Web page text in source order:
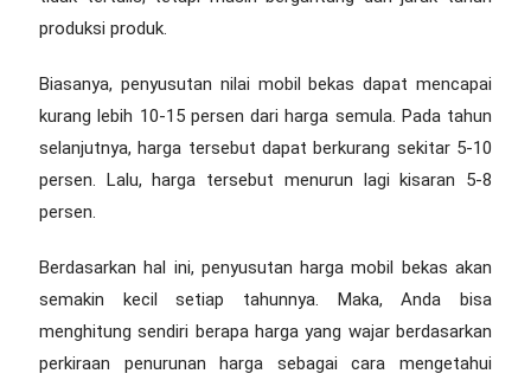
produksi produk.
Biasanya, penyusutan nilai mobil bekas dapat mencapai
kurang lebih 10-15 persen dari harga semula. Pada tahun
selanjutnya, harga tersebut dapat berkurang sekitar 5-10
persen. Lalu, harga tersebut menurun lagi kisaran 5-8
persen.
Berdasarkan hal ini, penyusutan harga mobil bekas akan
semakin kecil setiap tahunnya. Maka, Anda bisa
menghitung sendiri berapa harga yang wajar berdasarkan
perkiraan penurunan harga sebagaicara mengetahui